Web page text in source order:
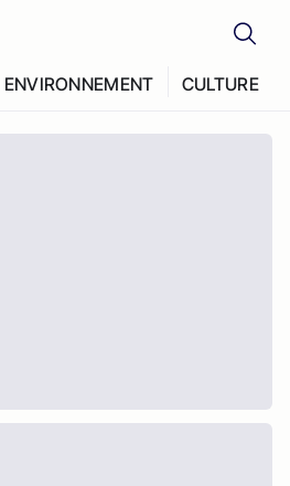
ENVIRONNEMENT CULTURE